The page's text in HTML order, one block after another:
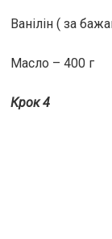
Ванілін ( за
Масло – 400 г
Крок 4